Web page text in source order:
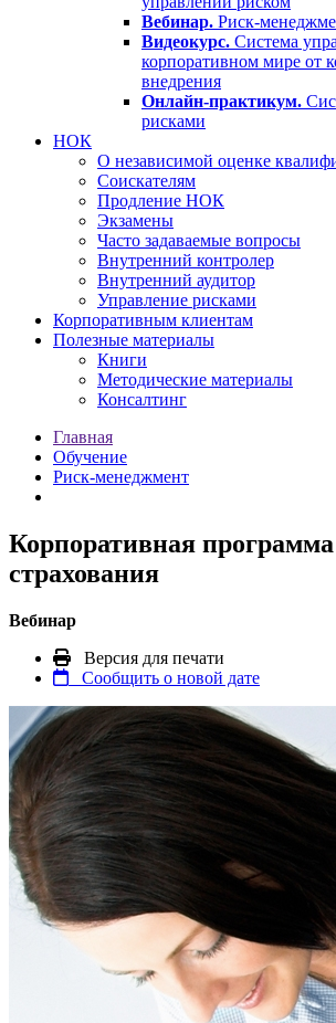
Вебинар. Риск-
Видеокурс. Система
корпоративном мире от
внедрения
Онлайн-практикум.
рисками
НОК
О независимой оценке
Соискателям
Продление НОК
Экзамены
Часто задаваемые вопросы
Внутренний контролер
Внутренний аудитор
Управление рисками
Корпоративным клиентам
Полезные материалы
Книги
Методические материалы
Консалтинг
Главная
Обучение
Риск-менеджмент
Корпоративная программа
страхования
Вебинар
Версия для печати
Сообщить о новой дате